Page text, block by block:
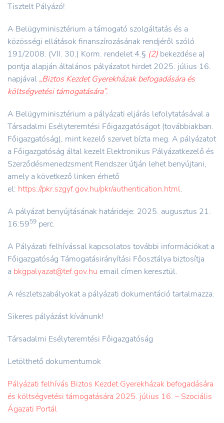
Tisztelt Pályázó!
A Belügyminisztérium a támogató szolgáltatás és a
közösségi ellátások finanszírozásának rendjéről szóló
191/2008. (VII. 30.) Korm. rendelet 4.§ (2) bekezdése a)
pontja alapján általános pályázatot hirdet 2025. július 16.
napjával „Biztos Kezdet Gyerekházak befogadására és
költségvetési támogatására”.
A Belügyminisztérium a pályázati eljárás lefolytatásával a
Társadalmi Esélyteremtési Főigazgatóságot (továbbiakban.
Főigazgatóság), mint kezelő szervet bízta meg. A pályázatot
a Főigazgatóság által kezelt Elektronikus Pályázatkezelő és
Szerződésmenedzsment Rendszer útján lehet benyújtani,
amely a következő linken érhető
el: https://pkr.szgyf.gov.hu/pkr/authentication.html.
A pályázat benyújtásának határideje: 2025. augusztus 21.
16:5959 perc.
A Pályázati felhívással kapcsolatos további információkat a
Főigazgatóság Támogatásirányítási Főosztálya biztosítja
a bkgpalyazat@tef.gov.hu email címen keresztül.
A részletszabályokat a pályázati dokumentáció tartalmazza.
Sikeres pályázást kívánunk!
Társadalmi Esélyteremtési Főigazgatóság
Letölthető dokumentumok
Pályázati felhívás Biztos Kezdet Gyerekházak befogadására
és költségvetési támogatására 2025. július 16. – Szociális
Ágazati Portál